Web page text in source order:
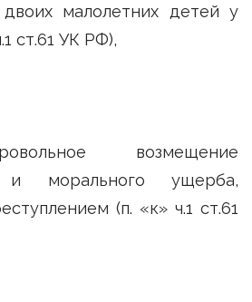
малолетних детей у
ст.61 УК РФ),
возмещение
и морального ущерба,
(п. «к» ч.1 ст.61